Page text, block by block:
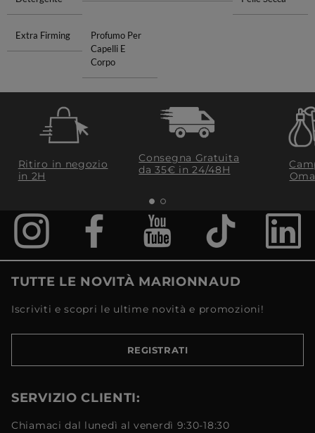
Extra Firming
Profumo Per
Capelli E
Corpo
Ritiro in negozio
in 2H
Consegna Gratuita
da 35€​ in 24/48H
TUTTE LE NOVITÀ MARIONNAUD
Iscriviti e scopri le ultime novità e promozioni!
REGISTRATI
SERVIZIO CLIENTI:
Chiamaci dal lunedì al venerdì 9:30-18:30